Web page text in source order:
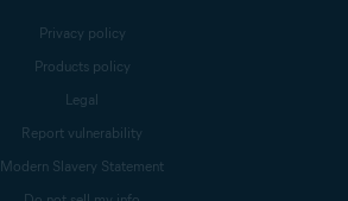
Privacy policy
Products policy
Legal
Report vulnerability
Modern Slavery Statement